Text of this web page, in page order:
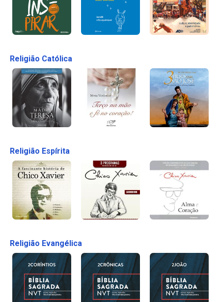
Religião Católica
Religião Espírita
Religião Evangélica